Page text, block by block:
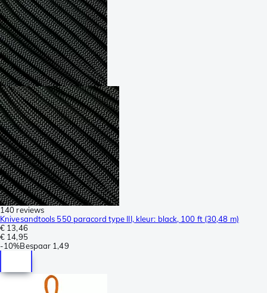
140 reviews
Knivesandtools 550 paracord type III, kleur: black, 100 ft (30,48 m)
€ 13,46
€ 14,95
-10%Bespaar 1,49